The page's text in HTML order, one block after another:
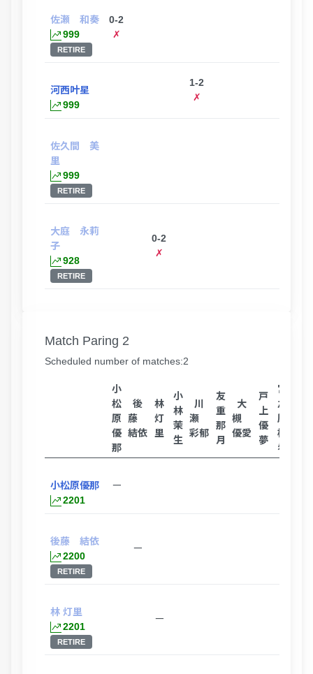
佐瀬 和奏
999
RETIRE
0-2
✗
河西叶星
999
1-2
✗
佐久間 美
里
999
RETIRE
大庭 永莉
子
928
RETIRE
0-2
✗
Match Paring 2
Scheduled number of matches:2
小
松
原
優
那
後
藤
結依
林
灯
里
小
林
茉
生
川
瀬
彩郁
友
重
那
月
大
槻
優愛
戸
上
優
夢
宮
之
原
柚
希
小松原優那
2201
ー
後藤 結依
2200
RETIRE
ー
林 灯里
2201
RETIRE
ー